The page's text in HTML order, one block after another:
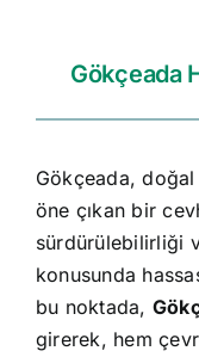
Gökçeada
Gökçeada,
öne çıkan bir
sürdürülebilirliği
konusunda
bu noktada,
girerek, hem